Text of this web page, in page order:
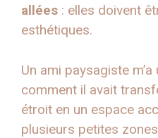
allées : elles doivent
esthétiques.
Un ami paysagiste
comment il avait
étroit en un espace
plusieurs petites